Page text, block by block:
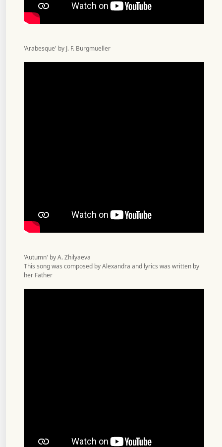
'Arabesque' by J. F. Burgmueller
'Autumn' by A. Zhilyaeva
This song was composed by Alexandra and lyrics was written by
her Father